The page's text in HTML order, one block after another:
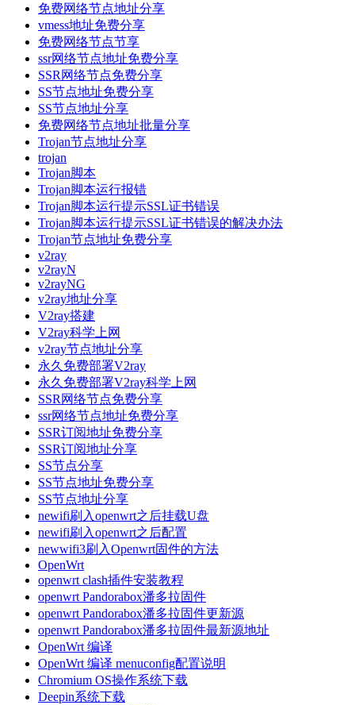
免费网络节点地址分享
vmess地址免费分享
免费网络节点节享
ssr网络节点地址免费分享
SSR网络节点免费分享
SS节点地址免费分享
SS节点地址分享
免费网络节点地址批量分享
Trojan节点地址分享
trojan
Trojan脚本
Trojan脚本运行报错
Trojan脚本运行提示SSL证书错误
Trojan脚本运行提示SSL证书错误的解决办法
Trojan节点地址免费分享
v2ray
v2rayN
v2rayNG
v2ray地址分享
V2ray搭建
V2ray科学上网
v2ray节点地址分享
永久免费部署V2ray
永久免费部署V2ray科学上网
SSR网络节点免费分享
ssr网络节点地址免费分享
SSR订阅地址免费分享
SSR订阅地址分享
SS节点分享
SS节点地址免费分享
SS节点地址分享
newifi刷入openwrt之后挂载U盘
newifi刷入openwrt之后配置
newwifi3刷入Openwrt固件的方法
OpenWrt
openwrt clash插件安装教程
openwrt Pandorabox潘多拉固件
openwrt Pandorabox潘多拉固件更新源
openwrt Pandorabox潘多拉固件最新源地址
OpenWrt 编译
OpenWrt 编译 menuconfig配置说明
Chromium OS操作系统下载
Deepin系统下载